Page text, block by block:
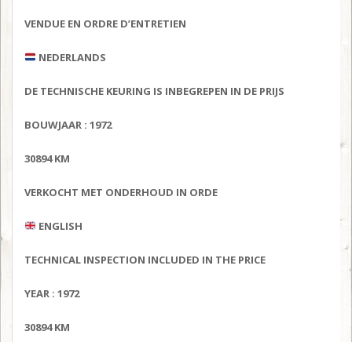
VENDUE EN ORDRE D’ENTRETIEN
NEDERLANDS
DE TECHNISCHE KEURING IS INBEGREPEN IN DE PRIJS
BOUWJAAR : 1972
30894 KM
VERKOCHT MET ONDERHOUD IN ORDE
ENGLISH
TECHNICAL INSPECTION INCLUDED IN THE PRICE
YEAR : 1972
30894 KM